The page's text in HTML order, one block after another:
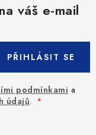
váš e-mail
podmínkami a
údajů.
PŘIHLÁSIT SE